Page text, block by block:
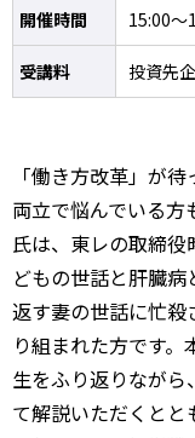
開催時間 15:00～
受講料 投資先
「働き方改革」が
両立で悩んでいる方
氏は、東レの取締
どもの世話と肝臓
返す妻の世話に忙
り組まれた方です
生をふり返りなが
て解説いただくと